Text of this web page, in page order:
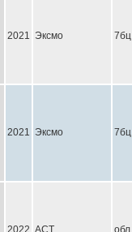
2021 Эксмо 7бц
2021 Эксмо 7бц
2022 АСТ обл